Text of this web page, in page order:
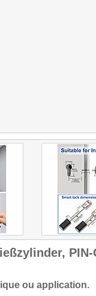
PIN-
ou application.